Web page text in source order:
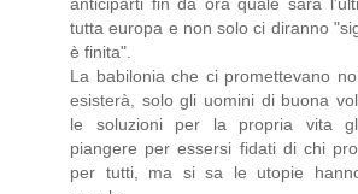
anticiparti fin da ora quale sarà
tutta europa e non solo ci diranno
è finita".
La babilonia che ci promettevano
esisterà, solo gli uomini di buona
le soluzioni per la propria vita
piangere per essersi fidati di chi
per tutti, ma si sa le utopie